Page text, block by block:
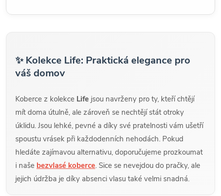
✨ Kolekce Life: Praktická elegance pro
váš domov
Koberce z kolekce Life jsou navrženy pro ty, kteří chtějí
mít doma útulně, ale zároveň se nechtějí stát otroky
úklidu. Jsou lehké, pevné a díky své pratelnosti vám ušetří
spoustu vrásek při každodenních nehodách. Pokud
hledáte zajímavou alternativu, doporučujeme prozkoumat
i naše bezvlasé koberce. Sice se nevejdou do pračky, ale
jejich údržba je díky absenci vlasu také velmi snadná.